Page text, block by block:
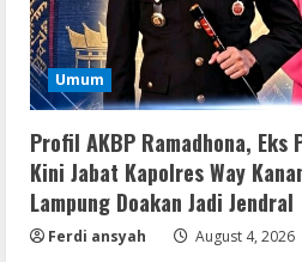
Umum
Profil AKBP Ramadhona, Eks
Kini Jabat Kapolres Way
Lampung Doakan Jadi Jendral
Ferdi ansyah
August 4, 2026
3 August 6, 2026
4
Serialers
Ableton Live
10 (x32x64)
August 6, 2026